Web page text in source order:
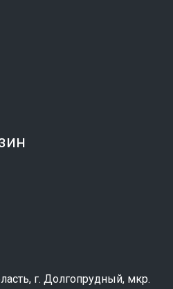
г. Долгопрудный, мкр.